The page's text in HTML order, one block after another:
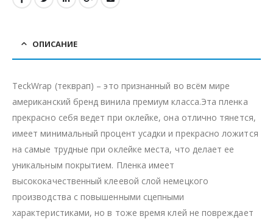
ОПИСАНИЕ
TeckWrap (текврап) – это признанный во всём мире
американский бренд винила премиум класса.Эта пленка
прекрасно себя ведет при оклейке, она отлично тянется,
имеет минимальный процент усадки и прекрасно ложится
на самые трудные при оклейке места, что делает ее
уникальным покрытием. Пленка имеет
высококачественный клеевой слой немецкого
производства с повышенными сцепными
характеристиками, но в тоже время клей не повреждает